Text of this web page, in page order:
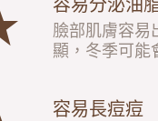
臉部肌膚容易
顯，冬季可能
容易長痘痘